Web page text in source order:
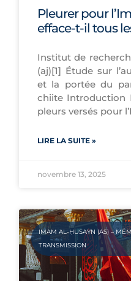
Pleurer pour
efface-t-il tous
Institut de
(aj)[1] Étude sur
et la portée du
chiite Introduction
pleurs versés pour
LIRE LA SUITE »
novembre 13, 2025
IMAM AL-ḤUSAYN (AS) –
TRANSMISSION